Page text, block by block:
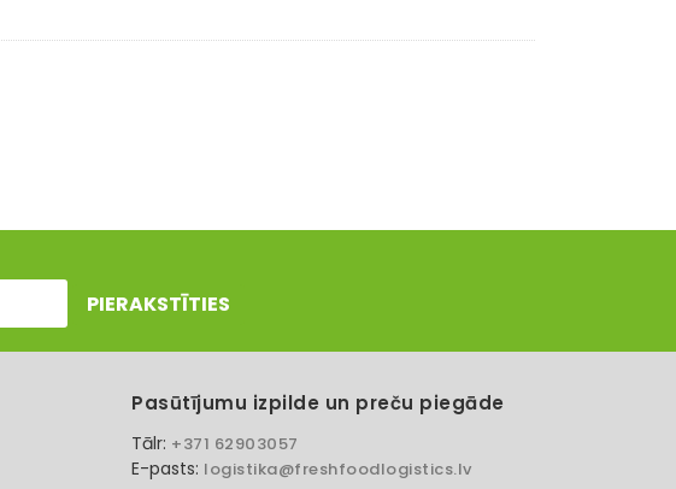
PIERAKSTĪTIES
Pasūtījumu izpilde un preču piegāde
Tālr: +371 62903057
E-pasts: logistika@freshfoodlogistics.lv